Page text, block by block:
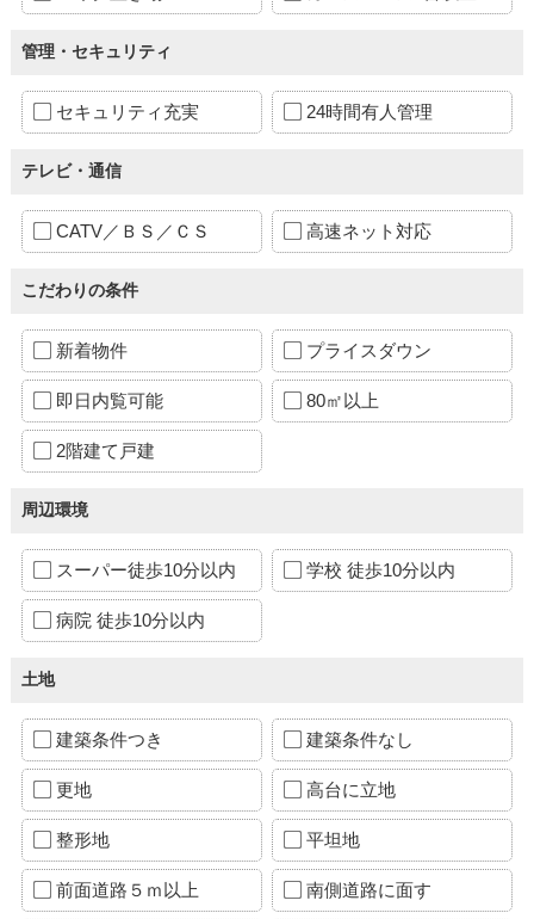
管理・セキュリティ
セキュリティ充実 24時間有人管理
テレビ・通信
CATV／ＢＳ／ＣＳ 高速ネット対応
こだわりの条件
新着物件 プライスダウン
即日内覧可能 80㎡以上
2階建て戸建
周辺環境
スーパー徒歩10分以内 学校 徒歩10分以内
病院 徒歩10分以内
土地
建築条件つき 建築条件なし
更地 高台に立地
整形地 平坦地
前面道路５ｍ以上 南側道路に面す